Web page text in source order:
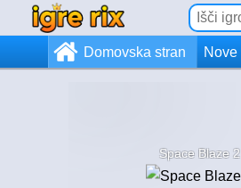
Domovska stran Nove
Space Blaze 2